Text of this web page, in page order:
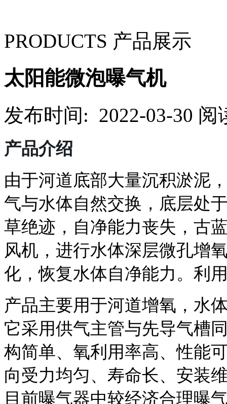
PRODUCTS 产品展示
太阳能微泡曝气机
发布时间: 2022-03-30 阅
产品介绍
由于河道底部大量沉积淤泥
气与水体自然交换，底层处
草绝迹，自净能力丧失， 古
风机，进行水体深层微孔增
化，恢复水体自净能力。利
产品主要用于河道增氧，水
它采用供气主管与先导气槽
构简单、氧利用率高、性能
向受力均匀、寿命长、安装
目前曝气器中较经济合理曝